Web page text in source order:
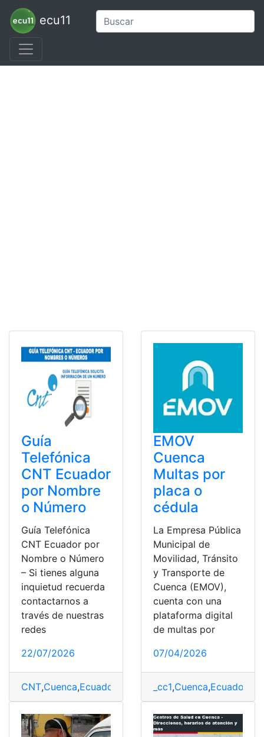
ecu11
Guía
Telefónica
CNT Ecuador
por Nombre
o Número
Guía Telefónica
CNT Ecuador por
Nombre o Número
– Si tienes alguna
inquietud recuerda
contactarnos a
través de nuestras
redes
22/07/2026
CNT,Cuenca,Ecuador Guayaquil,Guía Telefónica,
EMOV
Cuenca
Multas por
placa o
cédula
La Empresa Pública
Municipal de
Movilidad, Tránsito
y Transporte de
Cuenca (EMOV),
cuenta con una
plataforma digital
de multas por
07/04/2026
_cc1,Cuenca,Ecuador